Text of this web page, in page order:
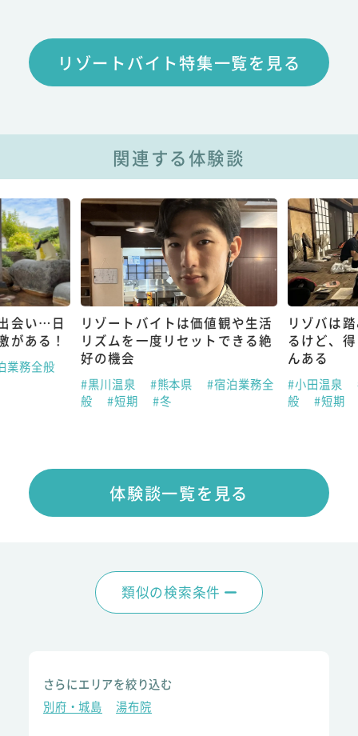
リゾートバイト特集一覧を見る
関連する体験談
会い…日
がある！
業務全般
リゾートバイトは価値観や生活
リズムを一度リセットできる絶
好の機会
#黒川温泉 #熊本県
#宿泊業務全
般
#短期 #冬
リゾバは
るけど、
んある
#小田温泉
般
#短期
体験談一覧を見る
類似の検索条件
さらにエリアを絞り込む
別府・城島
湯布院